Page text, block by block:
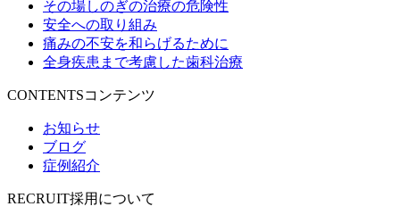
その場しのぎの治療の危険性
安全への取り組み
痛みの不安を和らげるために
全身疾患まで考慮した歯科治療
CONTENTSコンテンツ
お知らせ
ブログ
症例紹介
RECRUIT採用について